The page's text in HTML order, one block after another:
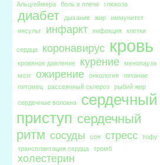
Альцгеймера
боль в плече глюкоза
диабет дыхание жир
иммунитет
инсульт
инфаркт инфекция клетки
сердца коронавирус кровь
кровяное давление курение
менопауза
мозг
ожирение онкология
питание
питомец
рассеянный склероз рыбий жир
сердечные волокна
сердечный
приступ сердечный
ритм сосуды соя стресс
тофу
трансплантация сердца
тромб
холестерин